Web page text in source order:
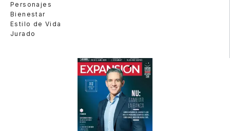
Personajes
Bienestar
Estilo de Vida
Jurado